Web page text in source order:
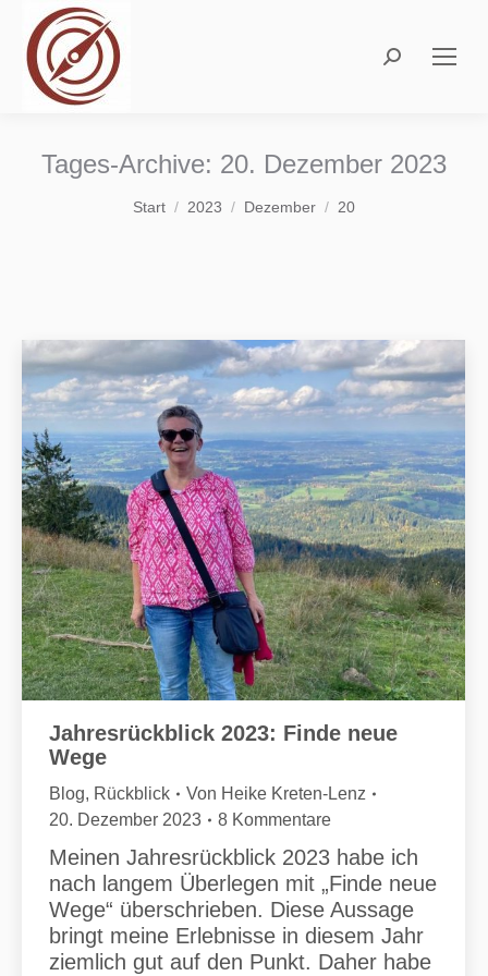
Search:
Tages-Archive: 20. Dezember 2023
Sie befinden sich hier:
Start 2023 Dezember 20
Jahresrückblick 2023: Finde neue
Wege
Blog, Rückblick Von Heike Kreten-Lenz
20. Dezember 2023
8 Kommentare
Meinen Jahresrückblick 2023 habe ich
nach langem Überlegen mit „Finde neue
Wege“ überschrieben. Diese Aussage
bringt meine Erlebnisse in diesem Jahr
ziemlich gut auf den Punkt. Daher habe